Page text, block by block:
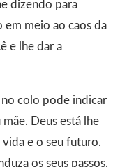
dizendo para
em meio ao caos da
e lhe dar a
no colo pode indicar
Deus está lhe
vida e o seu futuro.
os seus passos.